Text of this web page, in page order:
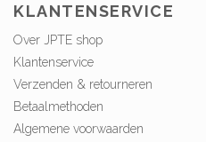
KLANTENSERVICE
Over JPTE shop
Klantenservice
Verzenden & retourneren
Betaalmethoden
Algemene voorwaarden